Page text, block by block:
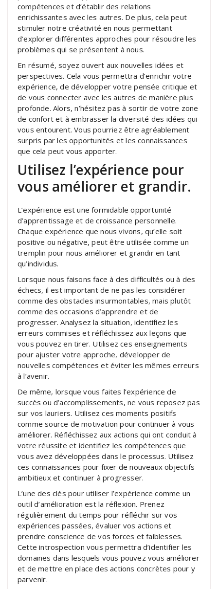
compétences et d’établir des relations
enrichissantes avec les autres. De plus, cela peut
stimuler notre créativité en nous permettant
d’explorer différentes approches pour résoudre les
problèmes qui se présentent à nous.
En résumé, soyez ouvert aux nouvelles idées et
perspectives. Cela vous permettra d’enrichir votre
expérience, de développer votre pensée critique et
de vous connecter avec les autres de manière plus
profonde. Alors, n’hésitez pas à sortir de votre zone
de confort et à embrasser la diversité des idées qui
vous entourent. Vous pourriez être agréablement
surpris par les opportunités et les connaissances
que cela peut vous apporter.
Utilisez l’expérience pour
vous améliorer et grandir.
L’expérience est une formidable opportunité
d’apprentissage et de croissance personnelle.
Chaque expérience que nous vivons, qu’elle soit
positive ou négative, peut être utilisée comme un
tremplin pour nous améliorer et grandir en tant
qu’individus.
Lorsque nous faisons face à des difficultés ou à des
échecs, il est important de ne pas les considérer
comme des obstacles insurmontables, mais plutôt
comme des occasions d’apprendre et de
progresser. Analysez la situation, identifiez les
erreurs commises et réfléchissez aux leçons que
vous pouvez en tirer. Utilisez ces enseignements
pour ajuster votre approche, développer de
nouvelles compétences et éviter les mêmes erreurs
à l’avenir.
De même, lorsque vous faites l’expérience de
succès ou d’accomplissements, ne vous reposez pas
sur vos lauriers. Utilisez ces moments positifs
comme source de motivation pour continuer à vous
améliorer. Réfléchissez aux actions qui ont conduit à
votre réussite et identifiez les compétences que
vous avez développées dans le processus. Utilisez
ces connaissances pour fixer de nouveaux objectifs
ambitieux et continuer à progresser.
L’une des clés pour utiliser l’expérience comme un
outil d’amélioration est la réflexion. Prenez
régulièrement du temps pour réfléchir sur vos
expériences passées, évaluer vos actions et
prendre conscience de vos forces et faiblesses.
Cette introspection vous permettra d’identifier les
domaines dans lesquels vous pouvez vous améliorer
et de mettre en place des actions concrètes pour y
parvenir.